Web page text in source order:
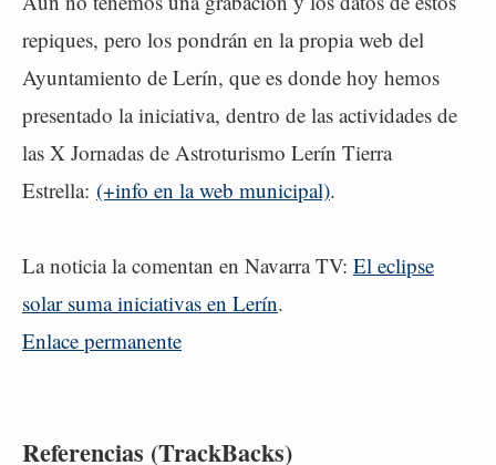
repiques, pero los pondrán en la propia web del
Ayuntamiento de Lerín, que es donde hoy hemos
presentado la iniciativa, dentro de las actividades de
las X Jornadas de Astroturismo Lerín Tierra
Estrella: (+info en la web municipal).
La noticia la comentan en Navarra TV: El eclipse
solar suma iniciativas en Lerín.
Enlace permanente
Referencias (TrackBacks)